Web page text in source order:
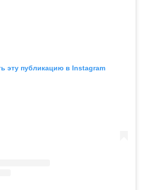
эту публикацию в Instagram